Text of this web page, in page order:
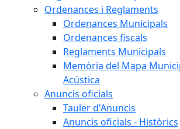
Ordenances i Reglaments
Ordenances Municipals
Ordenances fiscals
Reglaments Municipals
Memòria del Mapa
Acústica
Anuncis oficials
Tauler d'Anuncis
Anuncis oficials - Històrics